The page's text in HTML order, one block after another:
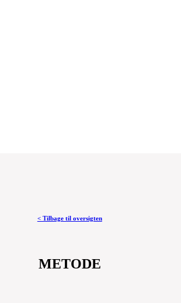
< Tilbage til oversigten
METODE